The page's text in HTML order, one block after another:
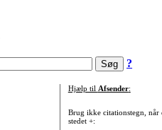
?
Hjælp til Afsender:
Brug ikke citationstegn, når
stedet +: